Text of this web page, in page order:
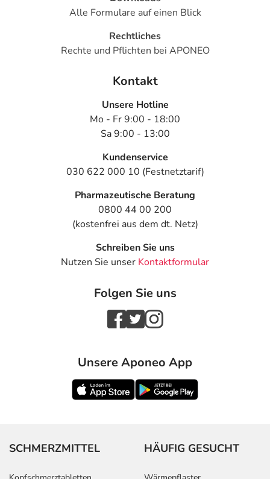
Alle Formulare auf einen Blick
Rechtliches
Rechte und Pflichten bei APONEO
Kontakt
Unsere Hotline
Mo - Fr 9:00 - 18:00
Sa 9:00 - 13:00
Kundenservice
030 622 000 10 (Festnetztarif)
Pharmazeutische Beratung
0800 44 00 200
(kostenfrei aus dem dt. Netz)
Schreiben Sie uns
Nutzen Sie unser Kontaktformular
Folgen Sie uns
Unsere Aponeo App
SCHMERZMITTEL HÄUFIG GESUCHT